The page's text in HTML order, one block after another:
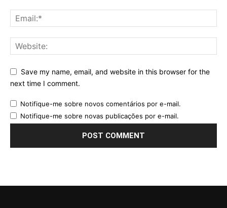
Save my name, email, and website in this browser for the
next time I comment.
Notifique-me sobre novos comentários por e-mail.
Notifique-me sobre novas publicações por e-mail.